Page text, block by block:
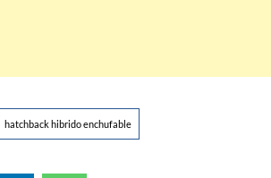
hatchback hibrido enchufable